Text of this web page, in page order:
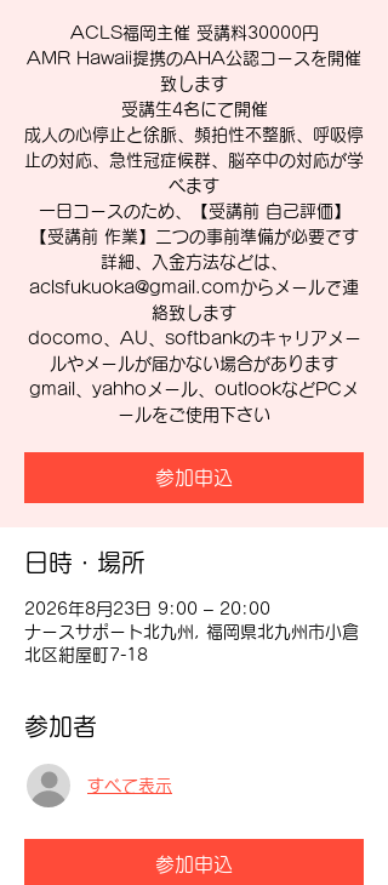
ACLS福岡主催 受講料30000円
AMR Hawaii提携のAHA公認コースを開催
致します
受講生4名にて開催
成人の心停止と徐脈、頻拍性不整脈、呼吸停
止の対応、急性冠症候群、脳卒中の対応が学
べます
一日コースのため、【受講前 自己評価】
【受講前 作業】二つの事前準備が必要です
詳細、入金方法などは、
aclsfukuoka@gmail.comからメールで連
絡致します
docomo、AU、softbankのキャリアメー
ルやメールが届かない場合があります
gmail、yahhoメール、outlookなどPCメ
ールをご使用下さい
参加申込
日時・場所
2026年8月23日 9:00 – 20:00
ナースサポート北九州, 福岡県北九州市小倉
北区紺屋町7-18
参加者
すべて表示
参加申込